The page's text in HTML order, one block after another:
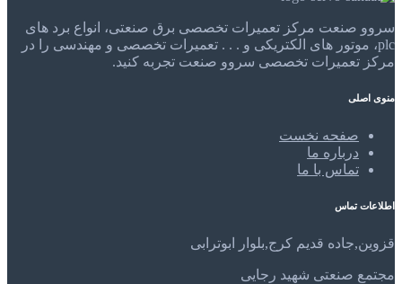
سروو صنعت مرکز تعمیرات تخصصی برق صنعتی، انواع برد های
plc، موتور های الکتریکی و . . . تعمیرات تخصصی و مهندسی را در
مرکز تعمیرات تخصصی سروو صنعت تجربه کنید.
منوی اصلی
صفحه نخست
درباره ما
تماس با ما
اطلاعات تماس
قزوین,جاده قدیم کرج,بلوار ابوترابی
مجتمع صنعتی شهید رجایی